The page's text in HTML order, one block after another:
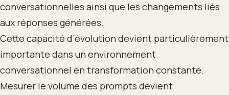
conversationnelles ainsi que les changements liés
aux réponses générées.
Cette capacité d’évolution devient particulièrement
importante dans un environnement
conversationnel en transformation constante.
Mesurer le volume des prompts devient